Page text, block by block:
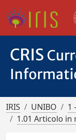
CRIS
IRIS UNIBO
1
1.01 Articolo in